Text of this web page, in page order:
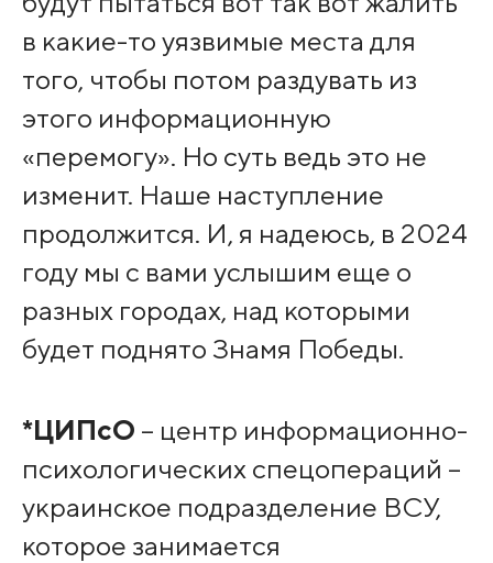
в какие-то уязвимые места для
того, чтобы потом раздувать из
этого информационную
«перемогу». Но суть ведь это не
изменит. Наше наступление
продолжится. И, я надеюсь, в 2024
году мы с вами услышим еще о
разных городах, над которыми
будет поднято Знамя Победы.
*ЦИПсО – центр информационно-
психологических спецопераций –
украинское подразделение ВСУ,
которое занимается